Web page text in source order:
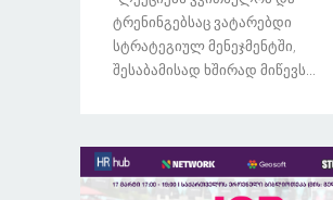
Ტრენინგებსაც Ვატარებდი
Სტრატეგიულ Მენეჯმენტში,
Შესაბამისად Ხშირად Მიწევს...